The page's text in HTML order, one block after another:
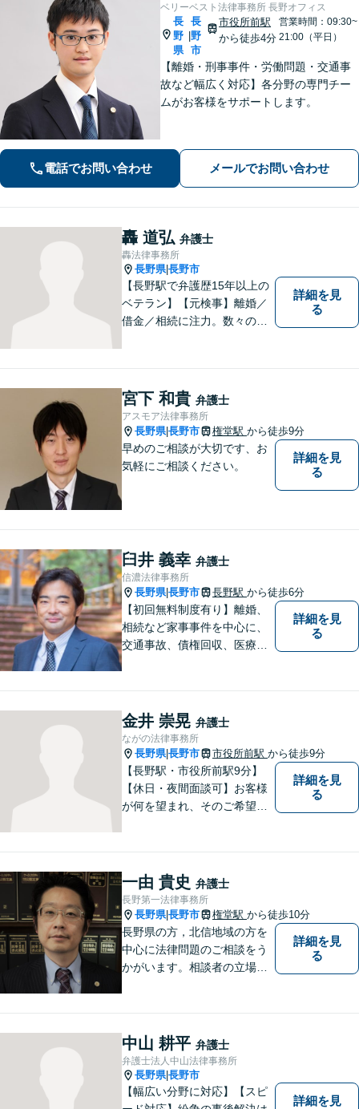
ベリーベスト法律事務所 長野オフィス
長
野
県
|
長
野
市
市役所前駅
から徒歩4分
営業時間：09:30~
21:00（平日）
【離婚・刑事事件・労働問題・交通事
故など幅広く対応】各分野の専門チー
ムがお客様をサポートします。
電話でお問い合わせ メールでお問い合わせ
轟 道弘 弁護士
轟法律事務所
長野県|長野市
【長野駅で弁護歴15年以上の
ベテラン】【元検事】離婚／
借金／相続に注力。数々の実
様の権利を守ります。社会情
勢に合わせ、日々知見をアッ
プデートしながら事件に取り
組みます！【駐車場有】
詳細を見
る
宮下 和貴 弁護士
アスモア法律事務所
長野県|長野市 権堂駅 から徒歩9分
早めのご相談が大切です、お
気軽にご相談ください。
詳細を見
る
臼井 義幸 弁護士
信濃法律事務所
長野県|長野市 長野駅 から徒歩6分
【初回無料制度有り】離婚、
相続など家事事件を中心に、
交通事故、債権回収、医療過
詳細を見
る
金井 崇晃 弁護士
ながの法律事務所
長野県|長野市 市役所前駅 から徒歩9分
【長野駅・市役所前駅9分】
【休日・夜間面談可】お客様
が何を望まれ、そのご希望を
合っています。 できる限り負
担を軽減し、スピーディーな
解決を目指すことを信条とし
ています。
詳細を見
る
一由 貴史 弁護士
長野第一法律事務所
長野県|長野市 権堂駅 から徒歩10分
長野県の方，北信地域の方を
中心に法律問題のご相談をう
かがいます。相談者の立場を
詳細を見
る
中山 耕平 弁護士
弁護士法人中山法律事務所
長野県|長野市
【幅広い分野に対応】【スピ
詳細を見